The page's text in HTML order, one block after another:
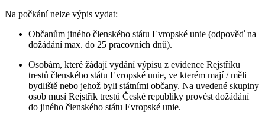
Na počkání nelze výpis vydat:
Občanům jiného členského státu Evropské unie (odpověď na
dožádání max. do 25 pracovních dnů).
Osobám, které žádají vydání výpisu z evidence Rejstříku
trestů členského státu Evropské unie, ve kterém mají / měli
bydliště nebo jehož byli státními občany. Na uvedené skupiny
osob musí Rejstřík trestů České republiky provést dožádání
do jiného členského státu Evropské unie.